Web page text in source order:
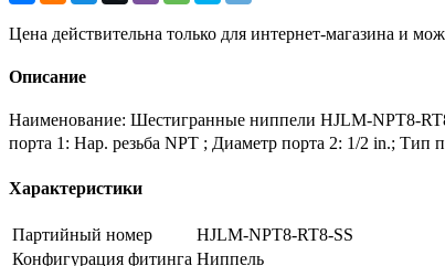
Цена действительна только для интернет-магазина и
Описание
Наименование: Шестигранные ниппели HJLM-NPT8-
порта 1: Нар. резьба NPT ; Диаметр порта 2: 1/2 in.;
Характеристики
Партийный номер
HJLM-NPT8-RT8-SS
Конфигурация фитинга Ниппель